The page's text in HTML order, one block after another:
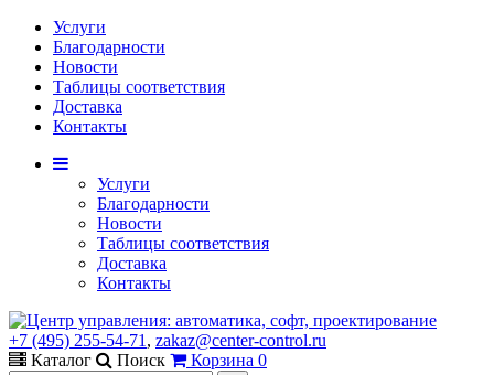
Услуги
Благодарности
Новости
Таблицы соответствия
Доставка
Контакты
Услуги
Благодарности
Новости
Таблицы соответствия
Доставка
Контакты
+7 (495) 255-54-71 , zakaz@center-control.ru
Каталог
Поиск Корзина 0